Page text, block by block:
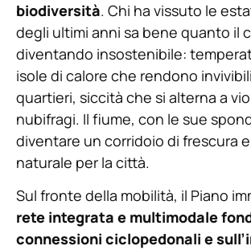
biodiversità. Chi ha vissuto le
degli ultimi anni sa bene quanto il
diventando insostenibile:
isole di calore che rendono
quartieri, siccità che si alterna a
nubifragi. Il fiume, con le sue
diventare un corridoio di frescura
naturale per la città.
Sul fronte della mobilità, il Piano
rete integrata e multimodale
connessioni ciclopedonali e